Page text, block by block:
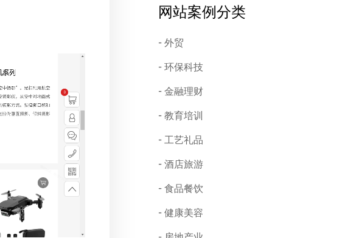
网站案例分类
外贸
环保科技
金融理财
教育培训
工艺礼品
酒店旅游
食品餐饮
健康美容